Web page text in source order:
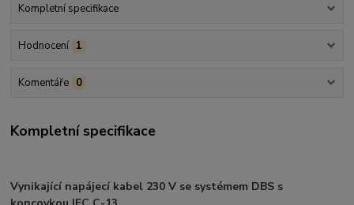
Kompletní specifikace
Hodnocení 1
Komentáře 0
Kompletní specifikace
Vynikající napájecí kabel 230 V se systémem DBS s